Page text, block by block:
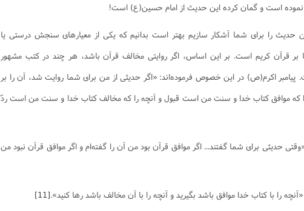
است و گمان کرده این حدیث از امام حسین(ع) است!
حدیث را برای شما آشکار سازیم بهتر است بدانیم که یکی از معیارهای سنجش درستی یا
بر قرآن کریم است. بر این اساس، اگر روایتی مخالف قرآن باشد، هر چند در کتب مشهور
پیامبر اکرم(ص) در این خصوص فرموده‌اند: «اگر حدیثى از من براى شما روایت شد، آن را بر
را که موافق کتاب خدا و سنت من است قبول و آنچه را که مخالف کتاب خدا و سنت من است ردّ
حدیثی برای شما گفتند... اگر موافق قرآن بود من آن را گفته‌ام و اگر موافق قرآن نبود من
را با کتاب خدا موافق باشد بگیرید و آنچه را با آن مخالف باشد رها کنید».[11]